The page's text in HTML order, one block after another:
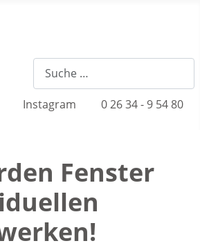
Instagram 0 26 34 - 9 54 80
Fenster